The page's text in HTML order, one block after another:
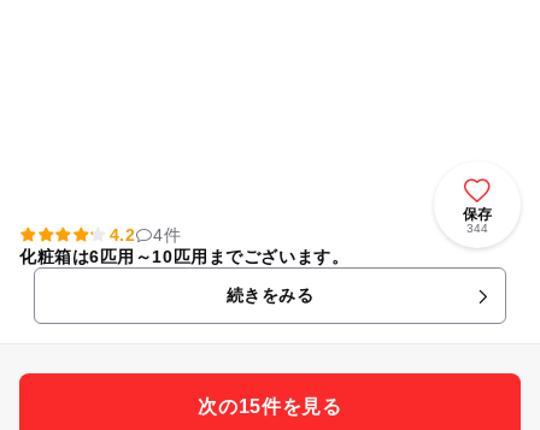
保存
344
4.2
4件
化粧箱は6匹用～10匹用までございます。
続きをみる
次の15件を見る